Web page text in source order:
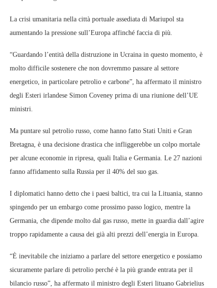
La crisi umanitaria nella città portuale assediata di Mariupol sta
aumentando la pressione sull’Europa affinché faccia di più.
“Guardando l’entità della distruzione in Ucraina in questo momento, è
molto difficile sostenere che non dovremmo passare al settore
energetico, in particolare petrolio e carbone”, ha affermato il ministro
degli Esteri irlandese Simon Coveney prima di una riunione dell’UE
ministri.
Ma puntare sul petrolio russo, come hanno fatto Stati Uniti e Gran
Bretagna, è una decisione drastica che infliggerebbe un colpo mortale
per alcune economie in ripresa, quali Italia e Germania. Le 27 nazioni
fanno affidamento sulla Russia per il 40% del suo gas.
I diplomatici hanno detto che i paesi baltici, tra cui la Lituania, stanno
spingendo per un embargo come prossimo passo logico, mentre la
Germania, che dipende molto dal gas russo, mette in guardia dall’agire
troppo rapidamente a causa dei già alti prezzi dell’energia in Europa.
“È inevitabile che iniziamo a parlare del settore energetico e possiamo
sicuramente parlare di petrolio perché è la più grande entrata per il
bilancio russo”, ha affermato il ministro degli Esteri lituano Gabrielius